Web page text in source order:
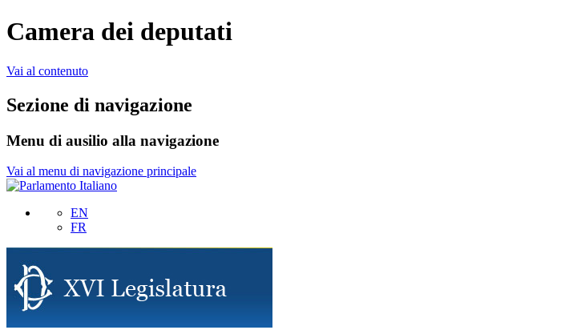
Camera dei deputati
Vai al contenuto
Sezione di navigazione
Menu di ausilio alla navigazione
Vai al menu di navigazione principale
EN
FR